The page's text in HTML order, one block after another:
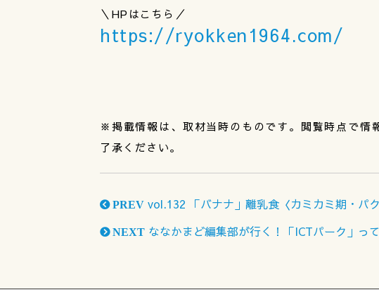
＼HPはこちら／
https://ryokken1964.com/
※掲載情報は、取材当時のものです。閲覧時点で情
了承ください。
PREV vol.132 「バナナ」離乳食〈カミカミ期・パク
NEXT ななかまど編集部が行く！「ICTパーク」っ